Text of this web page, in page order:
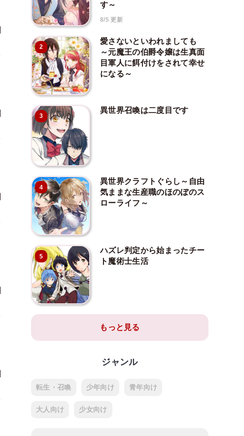
す～
8/5 更新
2
愛さないといわれましても
～元魔王の伯爵令嬢は生真面
目軍人に餌付けをされて幸せ
になる～
3
異世界召喚は二度目です
4
異世界クラフトぐらし～自由
気ままな生産職のほのぼのス
ローライフ～
5
ハズレ判定から始まったチー
ト魔術士生活
もっと見る
ジャンル
転生・召喚 少年向け 青年向け
大人向け 少女向け